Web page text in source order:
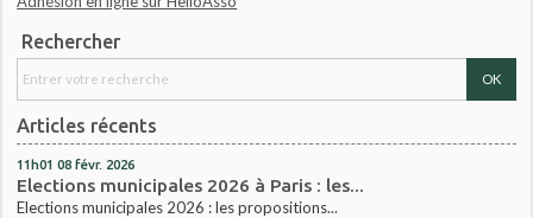
Rechercher
Articles récents
11h01 08 févr. 2026
Elections municipales 2026 à Paris : les...
Elections municipales 2026 : les propositions...